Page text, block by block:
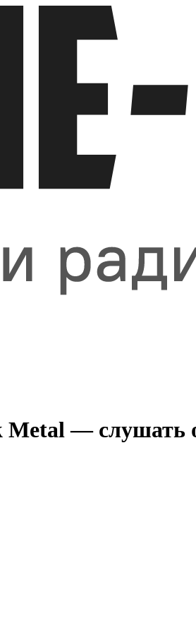
Metal — слушать